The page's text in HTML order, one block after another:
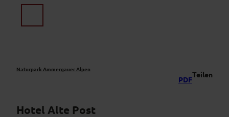
Naturpark Ammergauer Alpen
PDF
Teilen
Hotel Alte Post